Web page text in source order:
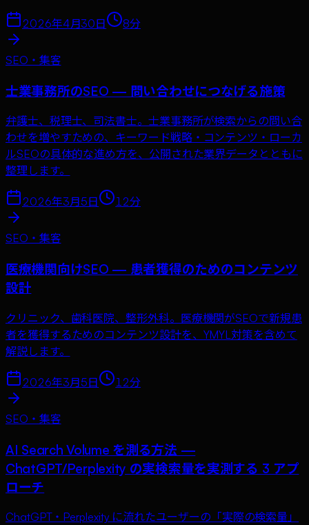
2026年4月30日 8分
SEO・集客
士業事務所のSEO — 問い合わせにつなげる施策
弁護士、税理士、司法書士。士業事務所が検索からの問い合
わせを増やすための、キーワード戦略・コンテンツ・ローカ
ルSEOの具体的な進め方を、公開された業界データとともに
整理します。
2026年3月5日 12分
SEO・集客
医療機関向けSEO — 患者獲得のためのコンテンツ
設計
クリニック、歯科医院、整形外科。医療機関がSEOで新規患
者を獲得するためのコンテンツ設計を、YMYL対策を含めて
解説します。
2026年3月5日 12分
SEO・集客
AI Search Volume を測る方法 —
ChatGPT/Perplexity の実検索量を実測する 3 アプ
ローチ
ChatGPT・Perplexity に流れたユーザーの「実際の検索量」